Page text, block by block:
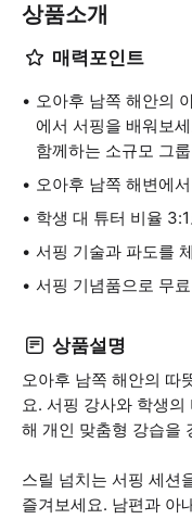
상품소개
매력포인트
오아후 남쪽 해안의
에서 서핑을 배워보
함께하는 소규모 그
오아후 남쪽 해변에
학생 대 튜터 비율
서핑 기술과 파도를
서핑 기념품으로 무
상품설명
오아후 남쪽 해안의 따
요. 서핑 강사와 학생
해 개인 맞춤형 강습을
스릴 넘치는 서핑 세션
즐겨보세요. 남편과 아